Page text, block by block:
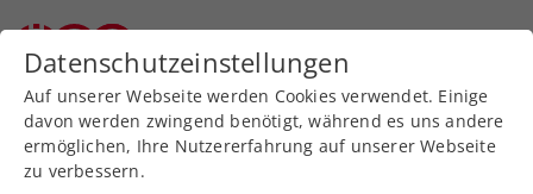
Zurück zur Newsübersicht
Turniere
Datenschutzeinstellungen
Auf unserer Webseite werden Cookies verwendet. Einige
davon werden zwingend benötigt, während es uns andere
ermöglichen, Ihre Nutzererfahrung auf unserer Webseite
zu verbessern.